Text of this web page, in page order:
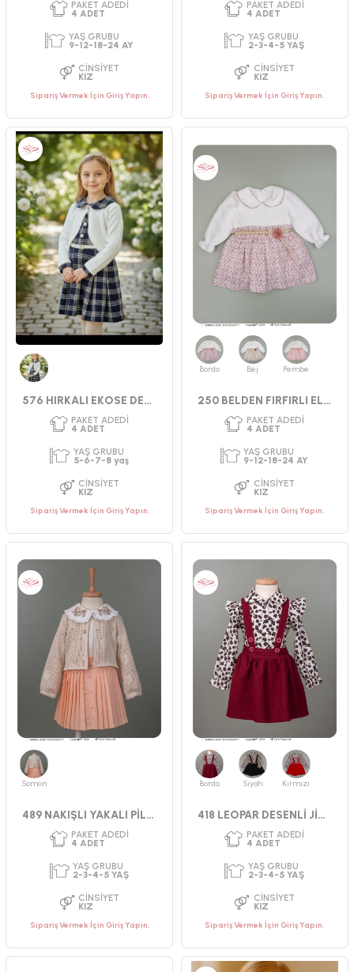
PAKET ADEDI
4ADET
YAŞ GRUBU
9-12-18-24 AY
CINSIYET
KIZ
PAKET ADEDI
2-3-4-5 YAŞ
CINSIYET
KIZ
PAKET ADEDI
4ADET
YAŞ GRUBU
9-12-18-24 AY
CINSIYET
KIZ
Sipariş Vermek İçin Giriş Yapın.
PAKET ADEDI
4 ADET
YAŞ GRUBU
2-3-4-5 YAŞ
CINSIYET
Sipariş Vermek İçin Giriş Yapın.
576 HIRKALI EKOSE DESEN ELBİSE
Sipariş Vermek İçin Giriş Yapın.
Bordo Bej Pembe
250 BELDEN FIRFIRLI ELBİSE 9-24 AY
Sipariş Vermek İçin Giriş Yapın.
Somon
489 NAKIŞLI YAKALI PİLİSELİ TAKIM 2-5
Sipariş Vermek İçin Giriş Yapın.
Bordo Siyah Kırmızı
418 LEOPAR DESENLİ JİLE 2-5 YAŞ
Sipariş Vermek İçin Giriş Yapın.